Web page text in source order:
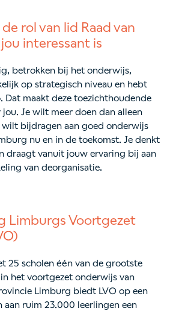
rol van lid Raad van
interessant is
betrokken bij het onderwijs,
op strategisch niveau en hebt
Dat maakt deze toezichthoudende
Je wilt meer doen dan alleen
bijdragen aan goed onderwijs
nu en in de toekomst. Je denkt
draagt vanuit jouw ervaring bij aan
van deorganisatie.
Limburgs Voortgezet
25 scholen één van de grootste
het voortgezet onderwijs van
Limburg biedt LVO op een
aan ruim 23.000 leerlingen een